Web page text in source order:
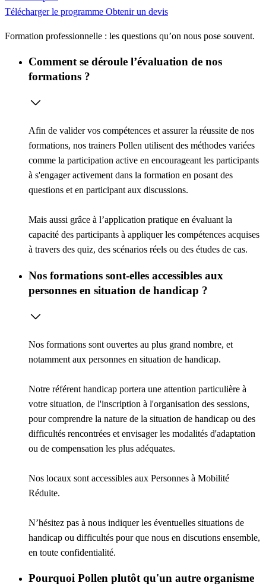
Télécharger le programme Obtenir un devis
Formation professionnelle : les questions qu’on nous pose souvent.
Comment se déroule l’évaluation de nos
formations ?
Afin de valider vos compétences et assurer la réussite de nos
formations, nos trainers Pollen utilisent des méthodes variées
comme la participation active en encourageant les participants
à s'engager activement dans la formation en posant des
questions et en participant aux discussions.
Mais aussi grâce à l’application pratique en évaluant la
capacité des participants à appliquer les compétences acquises
à travers des quiz, des scénarios réels ou des études de cas.
Nos formations sont-elles accessibles aux
personnes en situation de handicap ?
Nos formations sont ouvertes au plus grand nombre, et
notamment aux personnes en situation de handicap.
Notre référent handicap portera une attention particulière à
votre situation, de l'inscription à l'organisation des sessions,
pour comprendre la nature de la situation de handicap ou des
difficultés rencontrées et envisager les modalités d'adaptation
ou de compensation les plus adéquates.
Nos locaux sont accessibles aux Personnes à Mobilité
Réduite.
N’hésitez pas à nous indiquer les éventuelles situations de
handicap ou difficultés pour que nous en discutions ensemble,
en toute confidentialité.
Pourquoi Pollen plutôt qu'un autre organisme